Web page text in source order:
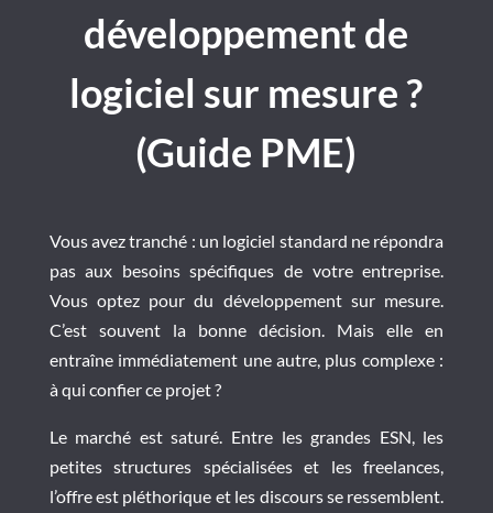
développement de
logiciel sur mesure ?
(Guide PME)
Vous avez tranché : un logiciel standard ne répondra
pas aux besoins spécifiques de votre entreprise.
Vous optez pour du développement sur mesure.
C’est souvent la bonne décision. Mais elle en
entraîne immédiatement une autre, plus complexe :
à qui confier ce projet ?
Le marché est saturé. Entre les grandes ESN, les
petites structures spécialisées et les freelances,
l’offre est pléthorique et les discours se ressemblent.